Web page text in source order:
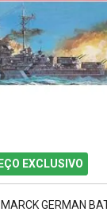
EXCLUSIVO
GERMAN